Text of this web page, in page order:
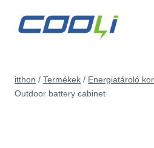
itthon / Termékek / Energiatároló
Outdoor battery cabinet